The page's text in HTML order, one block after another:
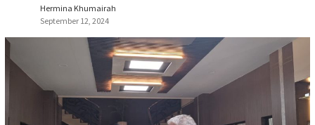
Hermina Khumairah
September 12, 2024